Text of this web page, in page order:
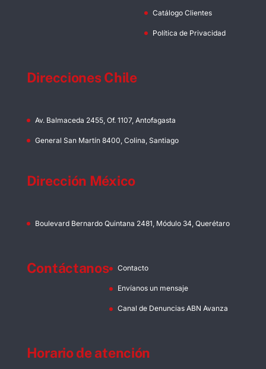
Catálogo Clientes
Política de Privacidad
Direcciones Chile
Av. Balmaceda 2455, Of. 1107, Antofagasta
General San Martín 8400, Colina, Santiago
Dirección México
Boulevard Bernardo Quintana 2481, Módulo 34, Querétaro
Contáctanos Contacto
Envíanos un mensaje
Canal de Denuncias ABN Avanza
Horario de atención